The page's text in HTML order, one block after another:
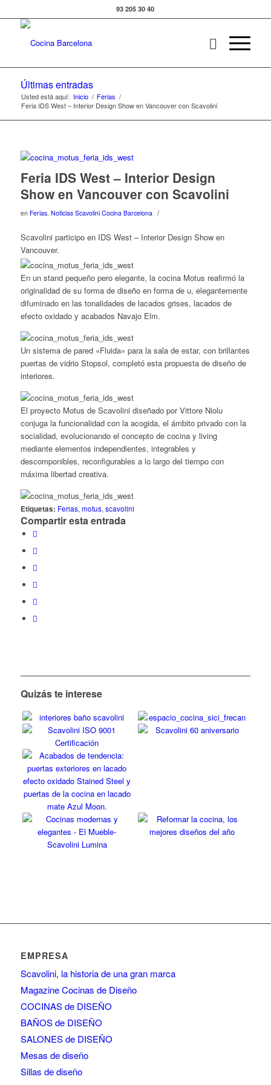
93 205 30 40
Últimas entradas
Usted está aquí: Inicio / Ferias /
Feria IDS West – Interior Design Show en Vancouver con Scavolini
Feria IDS West – Interior Design
Show en Vancouver con Scavolini
en Ferias, Noticias Scavolini Cocina Barcelona /
Scavolini participo en IDS West – Interior Design Show en
Vancouver.
En un stand pequeño pero elegante, la cocina Motus reafirmó la
originalidad de su forma de diseño en forma de u, elegantemente
difuminado en las tonalidades de lacados grises, lacados de
efecto oxidado y acabados Navajo Elm.
Un sistema de pared «Fluida» para la sala de estar, con brillantes
puertas de vidrio Stopsol, completó esta propuesta de diseño de
interiores.
El proyecto Motus de Scavolini diseñado por Vittore Niolu
conjuga la funcionalidad con la acogida, el ámbito privado con la
socialidad, evolucionando el concepto de cocina y living
mediante elementos independientes, integrables y
descomponibles, reconfigurables a lo largo del tiempo con
máxima libertad creativa.
Etiquetas: Ferias, motus, scavolini
Compartir esta entrada
Quizás te interese
EMPRESA
Scavolini, la historia de una gran marca
Magazine Cocinas de Diseño
COCINAS de DISEÑO
BAÑOS de DISEÑO
SALONES de DISEÑO
Mesas de diseño
Sillas de diseño